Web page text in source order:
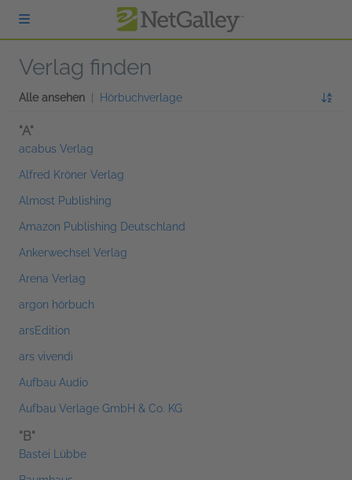
zum Hauptinhalt springen
Verlag finden
Alle ansehen Hörbuchverlage
"A"
acabus Verlag
Alfred Kröner Verlag
Almost Publishing
Amazon Publishing Deutschland
Ankerwechsel Verlag
Arena Verlag
argon hörbuch
arsEdition
ars vivendi
Aufbau Audio
Aufbau Verlage GmbH & Co. KG
"B"
Bastei Lübbe